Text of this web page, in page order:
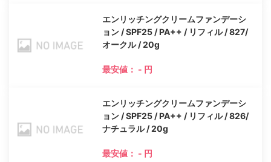
エンリッチングクリームファンデーシ
ョン / SPF25 / PA++ / リフィル / 827/
オークル / 20g
最安値： - 円
エンリッチングクリームファンデーシ
ョン / SPF25 / PA++ / リフィル / 826/
ナチュラル / 20g
最安値： - 円